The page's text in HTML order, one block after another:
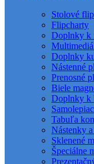
Stolové
Flipcharty
Doplnky k
Doplnky
Nástenné
Prenosné
Biele
Doplnky k
Tabuľa
Nástenky
Sklenené
Špeciálne